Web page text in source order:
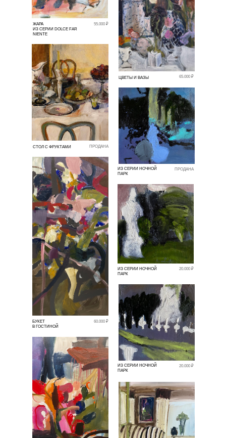
ИЗ СЕРИИ НОЧНОЙ
ПАРК
ЦВЕТЫ И ВАЗЫ
БУКЕТ
В ГОСТИНОЙ
СТОЛ С ФРУКТАМИ ПРОДАНА
ПРОДАНА
ИЗ СЕРИИ НОЧНОЙ
ПАРК
20.000 ₽
ИЗ СЕРИИ НОЧНОЙ
ПАРК
20.000 ₽
65.000 ₽
60.000 ₽
ЖАРА
ИЗ СЕРИИ DOLCE FAR
NIENTE
55.000 ₽